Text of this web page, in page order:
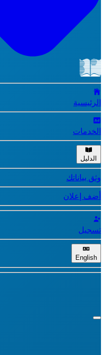
الرئيسية
الخدمات
الدليل
وثق بياناتك
أضف إعلان
تسجيل
English